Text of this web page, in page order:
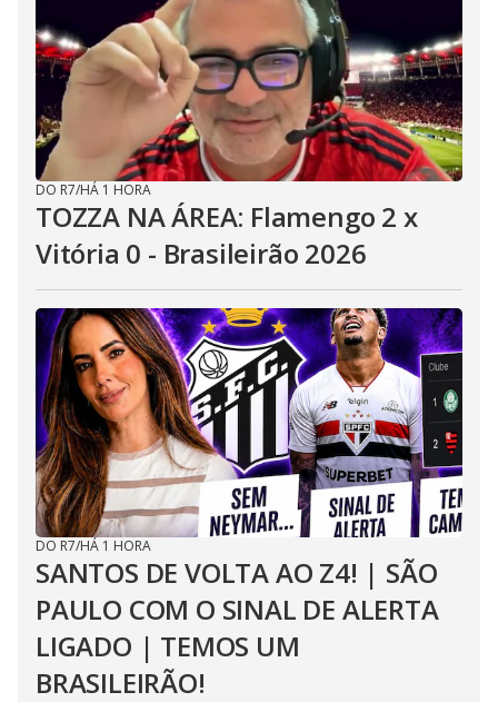
DO R7/HÁ 1 HORA
TOZZA NA ÁREA: Flamengo 2 x
Vitória 0 - Brasileirão 2026
DO R7/HÁ 1 HORA
SANTOS DE VOLTA AO Z4! | SÃO
PAULO COM O SINAL DE ALERTA
LIGADO | TEMOS UM
BRASILEIRÃO!